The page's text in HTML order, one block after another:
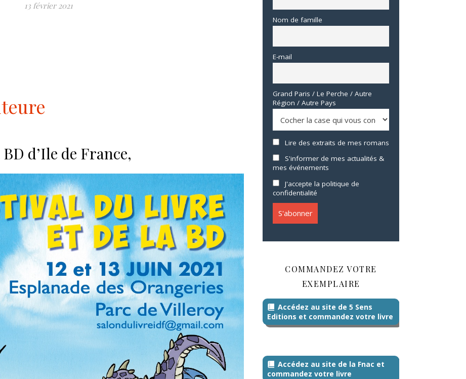
13 février 2021
d’Ile de France,
Nom de famille
E-mail
Grand Paris / Le Perche / Autre
Région / Autre Pays
Lire des extraits de mes romans
S'informer de mes actualités &
mes événements
J'accepte la politique de
confidentialité
COMMANDEZ VOTRE
EXEMPLAIRE
Accédez au site de 5 Sens
Editions et commandez votre livre
Accédez au site de la Fnac et
commandez votre livre